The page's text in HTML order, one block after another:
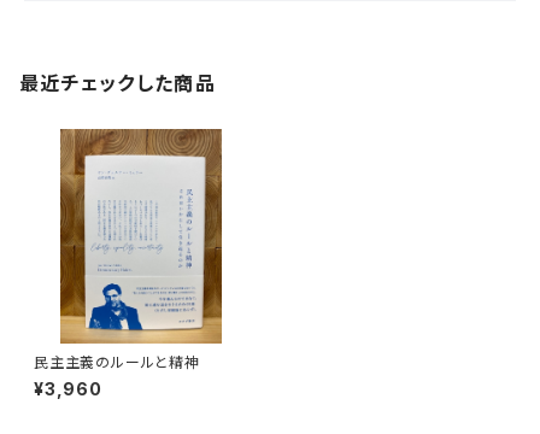
最近チェックした商品
民主主義のルールと精神
¥3,960